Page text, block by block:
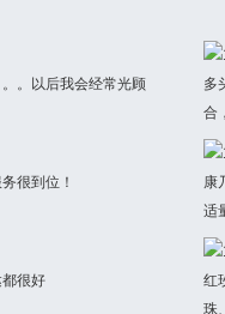
。以后我会经常光顾
很到位！
很好